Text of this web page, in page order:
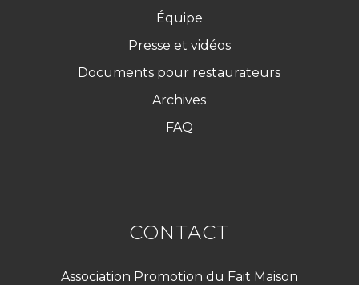
Équipe
Presse et vidéos
Documents pour restaurateurs
Archives
FAQ
CONTACT
Association Promotion du Fait Maison